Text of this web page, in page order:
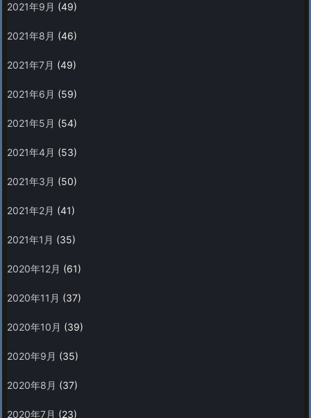
2021年9月 (49)
2021年8月 (46)
2021年7月 (49)
2021年6月 (59)
2021年5月 (54)
2021年4月 (53)
2021年3月 (50)
2021年2月 (41)
2021年1月 (35)
2020年12月 (61)
2020年11月 (37)
2020年10月 (39)
2020年9月 (35)
2020年8月 (37)
2020年7月 (23)